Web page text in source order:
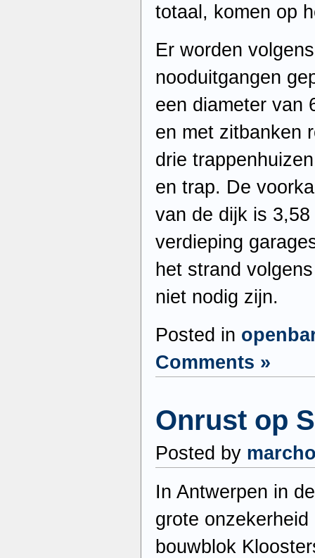
totaal, komen op
Er worden
nooduitgangen
een diameter van
en met zitbanken
drie
en trap. De
van de dijk is
verdieping
het strand
niet nodig zijn.
Posted in
Comments »
Onrust op
Posted by
In Antwerpen in
grote
bouwblok